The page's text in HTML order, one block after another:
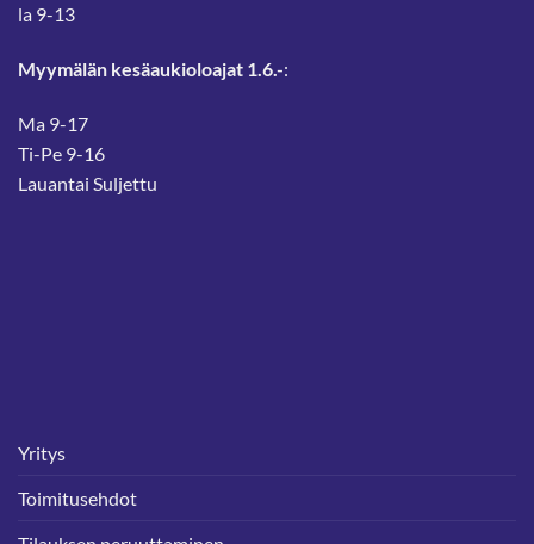
la 9-13
Myymälän kesäaukioloajat 1.6.-:
Ma 9-17
Ti-Pe 9-16
Lauantai Suljettu
Yritys
Toimitusehdot